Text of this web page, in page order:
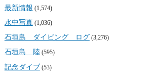
最新情報 (1,574)
水中写真(1,036)
石垣島 ダイビング ログ (3,276)
石垣島 陸(595)
記念ダイブ (53)